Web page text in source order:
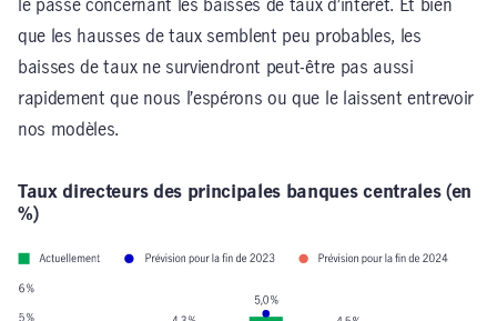
le passé concernant les baisses de taux d’intérêt. Et bien
que les hausses de taux semblent peu probables, les
baisses de taux ne surviendront peut-être pas aussi
rapidement que nous l’espérons ou que le laissent entrevoir
nos modèles.
Taux directeurs des principales banques centrales (en
%)